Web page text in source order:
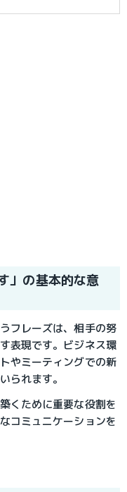
」の基本的な意
フレーズは、相手の努
表現です。ビジネス環
やミーティングでの新
られます。
くために重要な役割を
コミュニケーションを